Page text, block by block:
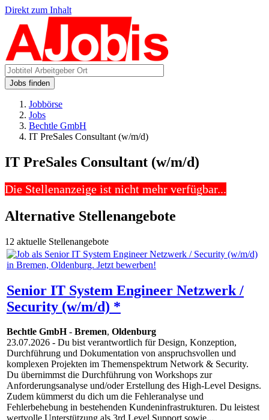
Direkt zum Inhalt
Jobs finden
Jobbörse
Jobs
Bechtle GmbH
IT PreSales Consultant (w/m/d)
IT PreSales Consultant (w/m/d)
Die Stellenanzeige ist nicht mehr verfügbar...
Alternative Stellenangebote
12 aktuelle Stellenangebote
Senior IT System Engineer Netzwerk /
Security (w/m/d) *
Bechtle GmbH- Bremen, Oldenburg
23.07.2026 - Du bist verantwortlich für Design, Konzeption,
Durchführung und Dokumentation von anspruchsvollen und
komplexen Projekten im Themenspektrum Network & Security.
Du übernimmst die Durchführung von Workshops zur
Anforderungsanalyse und/oder Erstellung des High-Level Designs.
Zudem kümmerst du dich um die Fehleranalyse und
Fehlerbehebung in bestehenden Kundeninfrastrukturen. Du leistest